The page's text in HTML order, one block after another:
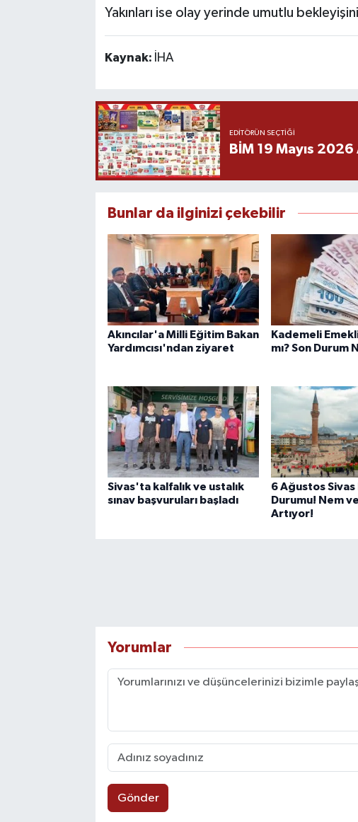
Yakınları ise olay yerinde umutlu
Kaynak: İHA
EDITÖRÜN SEÇTIĞI
BİM 19 Mayıs
Bunlar da ilginizi çekebilir
Akıncılar'a Milli Eğitim Bakan
Yardımcısı'ndan ziyaret
Kademeli
mı? Son Durum
Sivas'ta kalfalık ve ustalık
sınav başvuruları başladı
6 Ağustos Sivas
Durumu! Nem ve
Artıyor!
Yorumlar
Gönder